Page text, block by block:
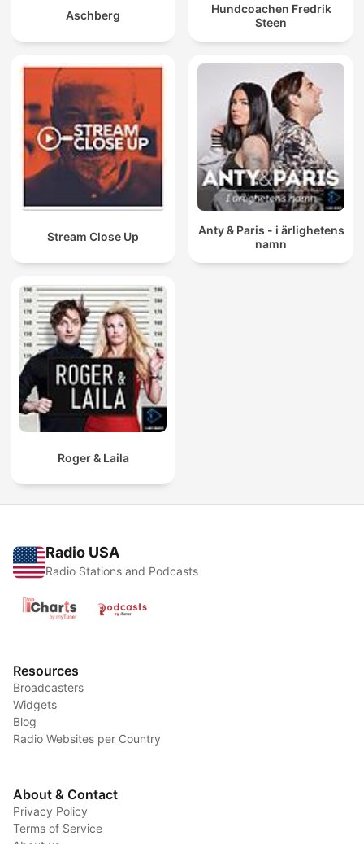
Aschberg
Hundcoachen Fredrik
Steen
Stream Close Up
Anty & Paris - i ärlighetens
namn
Roger & Laila
Radio USA
Radio Stations and Podcasts
Resources
Broadcasters
Widgets
Blog
Radio Websites per Country
About & Contact
Privacy Policy
Terms of Service